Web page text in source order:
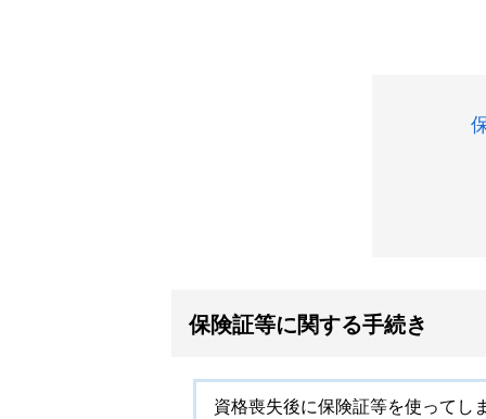
保険証等に関する手続き
資格喪失後に保険証等を使ってし